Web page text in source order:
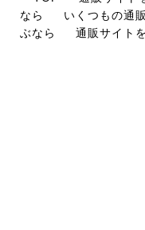
なら
いくつもの通
ぶなら
通販サイト